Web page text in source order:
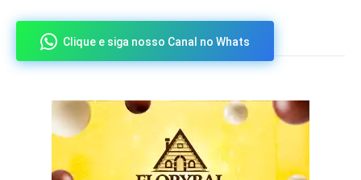
Clique e siga nosso Canal no Whats